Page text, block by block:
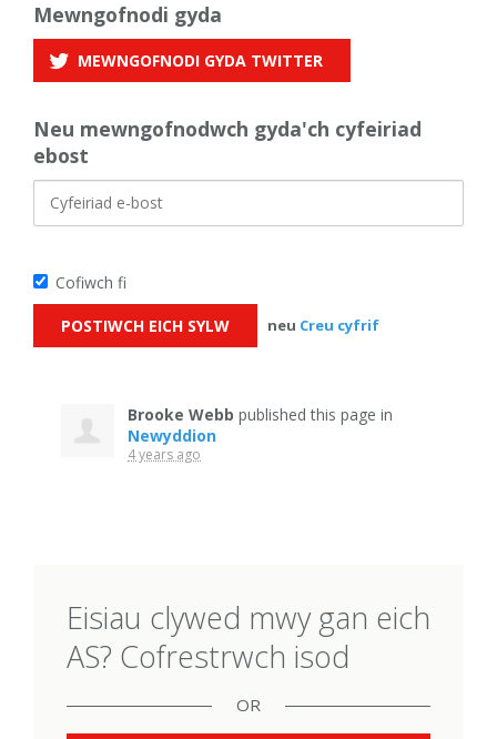
Mewngofnodi gyda
MEWNGOFNODI GYDA TWITTER
Neu mewngofnodwch gyda'ch cyfeiriad
ebost
Cofiwch fi
neu Creu cyfrif
Brooke Webb published this page in
Newyddion
4 years ago
Eisiau clywed mwy gan eich
AS? Cofrestrwch isod
OR